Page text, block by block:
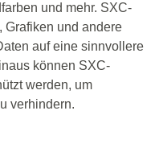
und mehr. SXC-
Grafiken und andere
auf eine sinnvollere
können SXC-
werden, um
verhindern.